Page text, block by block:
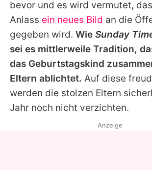
bevor und es wird vermutet,
Anlass ein neues Bild an die
gegeben wird. Wie Sunday
sei es mittlerweile Tradition,
das Geburtstagskind
Eltern ablichtet. Auf diese
werden die stolzen Eltern
Jahr noch nicht verzichten.
Anzeige